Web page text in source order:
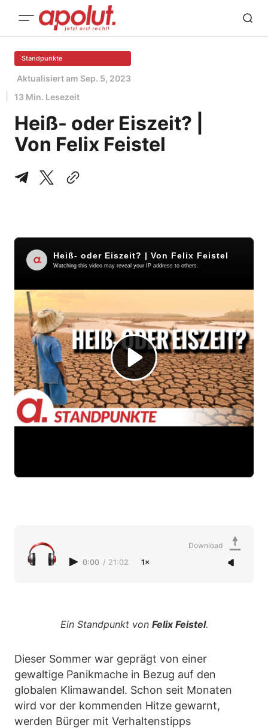
Standpunkte
Aktualisiert am Sep. 5, 2023
13 Min. Lesezeit
Heiß- oder Eiszeit? |
Von Felix Feistel
0:00 / 21:02 1×
Download
Ein Standpunkt von Felix Feistel.
Dieser Sommer war geprägt von einer
gewaltige Panikmache in Bezug auf den
globalen Klimawandel. Schon seit Monaten
wird vor der kommenden Hitze gewarnt,
werden Bürger mit Verhaltenstipps